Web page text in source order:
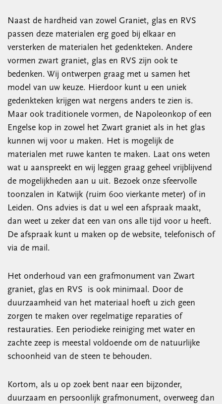
Naast de hardheid van zowel Graniet, glas en RVS
passen deze materialen erg goed bij elkaar en
versterken de materialen het gedenkteken. Andere
vormen zwart graniet, glas en RVS zijn ook te
bedenken. Wij ontwerpen graag met u samen het
model van uw keuze. Hierdoor kunt u een uniek
gedenkteken krijgen wat nergens anders te zien is.
Maar ook traditionele vormen, de Napoleonkop of een
Engelse kop in zowel het Zwart graniet als in het glas
kunnen wij voor u maken. Het is mogelijk de
materialen met ruwe kanten te maken. Laat ons weten
wat u aanspreekt en wij leggen graag geheel vrijblijvend
de mogelijkheden aan u uit. Bezoek onze sfeervolle
toonzalen in Katwijk (ruim 600 vierkante meter) of in
Leiden. Ons advies is dat u wel een afspraak maakt,
dan weet u zeker dat een van ons alle tijd voor u heeft.
De afspraak kunt u maken op de website, telefonisch of
via de mail.
Het onderhoud van een grafmonument van Zwart
graniet, glas en RVS is ook minimaal. Door de
duurzaamheid van het materiaal hoeft u zich geen
zorgen te maken over regelmatige reparaties of
restauraties. Een periodieke reiniging met water en
zachte zeep is meestal voldoende om de natuurlijke
schoonheid van de steen te behouden.
Kortom, als u op zoek bent naar een bijzonder,
duurzaam en persoonlijk grafmonument, overweeg dan